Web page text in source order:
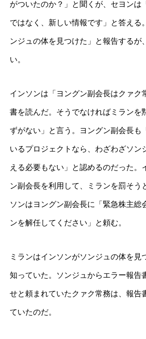
がついたのか？」と聞くが、セヨンは
ではなく、新しい情報です」と答える
ンジュの体を見つけた」と報告するが
い。
インソンは「ヨングン副会長はクァク
書を読んだ。そうでなければミランを
ずがない」と言う。ヨングン副会長も
いるプロジェクトなら、わざわざソン
える必要もない」と認めるのだった。
ン副会長を利用して、ミランを罰そう
ソンはヨングン副会長に「緊急株主総
ンを解任してください」と頼む。
ミランはインソンがソンジュの体を見
知っていた。ソンジュからエラー報告
せと頼まれていたクァク常務は、報告
ていたのだ。